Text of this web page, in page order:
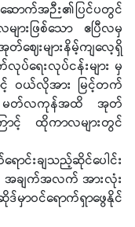
က်အဉီး၏ပြင်ပတွင်
ားဖြစ်သော ဧပြီလမှ
ေးများနိမ့်ကျလေ့ရှိ
ေးလုပ်ငန်းများ မှ
င့် ဝယ်လိုအား မြင့်တက်
မတ်လကုန်အထိ အုတ်
ာင့် ထိုကာလများတွင်
းချသည့်ဆိုင်ပေါင်း
အချက်အလက် အားလုံး
မှာဝင်ရောက်ရှာဖွေနိုင်